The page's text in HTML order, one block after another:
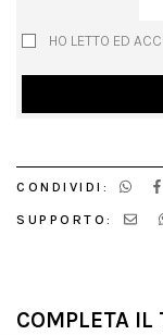
HO LETTO ED
CONDIVIDI:
SUPPORTO:
COMPLETA IL